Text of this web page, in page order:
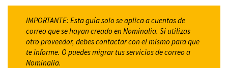
IMPORTANTE: Esta guía solo se aplica a cuentas de
correo que se hayan creado en Nominalia. Si utilizas
otro proveedor, debes contactar con el mismo para que
te informe. O puedes migrar tus servicios de correo a
Nominalia.